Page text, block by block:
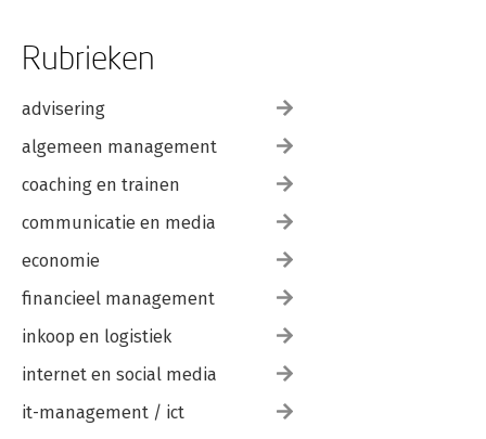
Rubrieken
advisering
algemeen management
coaching en trainen
communicatie en media
economie
financieel management
inkoop en logistiek
internet en social media
it-management / ict